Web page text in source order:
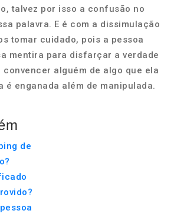
talvez por isso a confusão no
palavra. E é com a dissimulação
tomar cuidado, pois a pessoa
mentira para disfarçar a verdade
convencer alguém de algo que ela
é enganada além de manipulada.
de